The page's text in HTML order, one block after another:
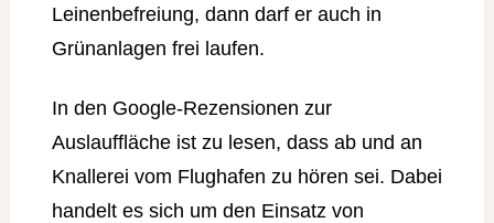
Leinenbefreiung, dann darf er auch in
Grünanlagen frei laufen.
In den Google-Rezensionen zur
Auslauffläche ist zu lesen, dass ab und an
Knallerei vom Flughafen zu hören sei. Dabei
handelt es sich um den Einsatz von